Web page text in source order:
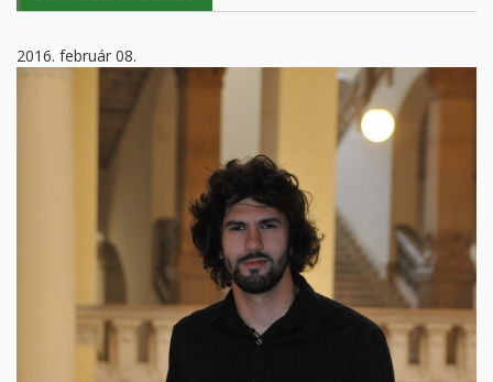
2016. február 08.